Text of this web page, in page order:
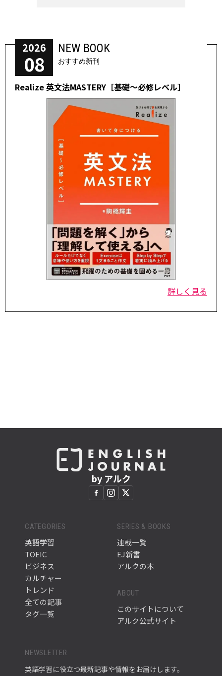
2026
08
NEW BOOK
おすすめ新刊
Realize 英文法MASTERY［基礎～必修レベル］
詳しく見る
by アルク
CATEGORIES
英語学習
TOEIC
ビジネス
カルチャー
トレンド
全ての記事
タグ一覧
SERIES & BOOKS
連載一覧
EJ新書
アルクの本
ABOUT
このサイトについて
アルク公式サイト
NEWSLETTER
英語学習に役立つ最新記事や情報をお届けします。